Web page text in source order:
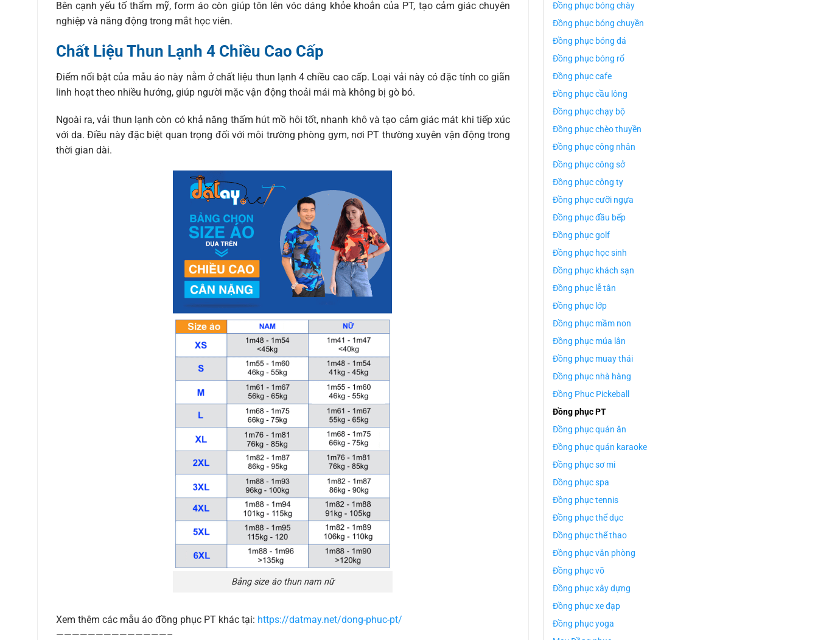
Bên cạnh yếu tố thẩm mỹ, form áo còn giúp tôn lên vóc dáng khỏe khoắn của PT, tạo cảm giác chuyên
nghiệp và năng động trong mắt học viên.
Chất Liệu Thun Lạnh 4 Chiều Cao Cấp
Điểm nổi bật của mẫu áo này nằm ở chất liệu thun lạnh 4 chiều cao cấp. Loại vải này có đặc tính co giãn
linh hoạt theo nhiều hướng, giúp người mặc vận động thoải mái mà không bị gò bó.
Ngoài ra, vải thun lạnh còn có khả năng thấm hút mồ hôi tốt, nhanh khô và tạo cảm giác mát khi tiếp xúc
với da. Điều này đặc biệt quan trọng đối với môi trường phòng gym, nơi PT thường xuyên vận động trong
thời gian dài.
Bảng size áo thun nam nữ
Xem thêm các mẫu áo đồng phục PT khác tại: https://datmay.net/dong-phuc-pt/
——————————————–
Đồng phục bóng chày
Đồng phục bóng chuyền
Đồng phục bóng đá
Đồng phục bóng rổ
Đồng phục cafe
Đồng phục cầu lông
Đồng phục chạy bộ
Đồng phục chèo thuyền
Đồng phục công nhân
Đồng phục công sở
Đồng phục công ty
Đồng phục cưỡi ngựa
Đồng phục đầu bếp
Đồng phục golf
Đồng phục học sinh
Đồng phục khách sạn
Đồng phục lễ tân
Đồng phục lớp
Đồng phục mầm non
Đồng phục múa lân
Đồng phục muay thái
Đồng phục nhà hàng
Đồng Phục Pickeball
Đồng phục PT
Đồng phục quán ăn
Đồng phục quán karaoke
Đồng phục sơ mi
Đồng phục spa
Đồng phục tennis
Đồng phục thể dục
Đồng phục thể thao
Đồng phục văn phòng
Đồng phục võ
Đồng phục xây dựng
Đồng phục xe đạp
Đồng phục yoga